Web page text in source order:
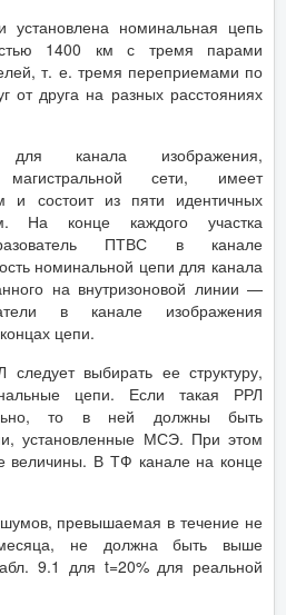
установлена номинальная цепь
1400 км с тремя парами
т. е. тремя переприемами по
от друга на разных расстояниях
канала изображения,
сети, имеет
и состоит из пяти идентичных
На конце каждого участка
ПТВС в канале
номинальной цепи для канала
на внутризоновой линии —
в канале изображения
цепи.
выбирать ее структуру,
цепи. Если такая РРЛ
то в ней должны быть
установленные МСЭ. При этом
величины. В ТФ канале на конце
превышаемая в течение не
не должна быть выше
9.1 для t=20% для реальной